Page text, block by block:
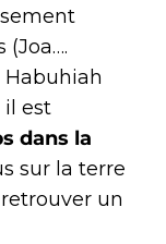
(Joa….
Habuhiah
il est
dans la
sur la terre
un